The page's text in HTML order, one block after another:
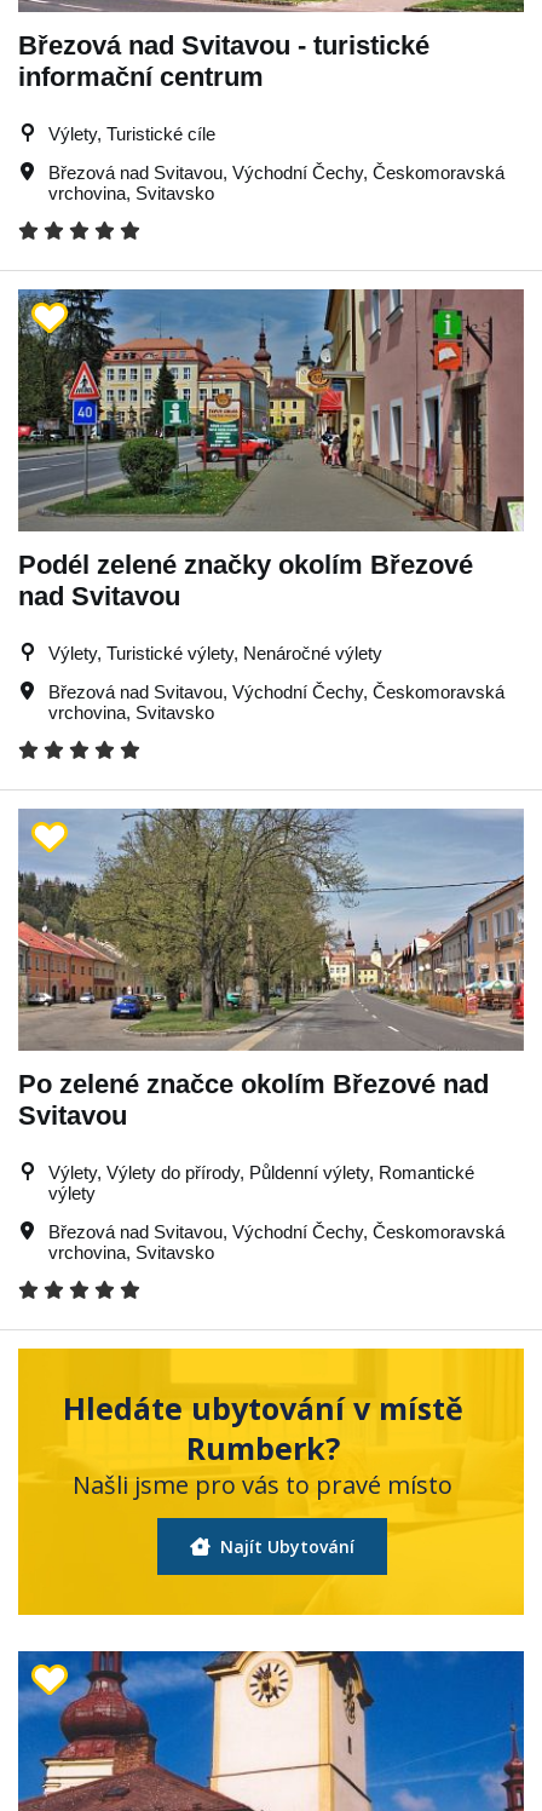
Březová nad Svitavou - turistické
informační centrum
Výlety, Turistické cíle
Březová nad Svitavou, Východní Čechy, Českomoravská
vrchovina, Svitavsko
Podél zelené značky okolím Březové
nad Svitavou
Výlety, Turistické výlety, Nenáročné výlety
Březová nad Svitavou, Východní Čechy, Českomoravská
vrchovina, Svitavsko
Po zelené značce okolím Březové nad
Svitavou
Výlety, Výlety do přírody, Půldenní výlety, Romantické
výlety
Březová nad Svitavou, Východní Čechy, Českomoravská
vrchovina, Svitavsko
Hledáte ubytování v místě
Rumberk?
Našli jsme pro vás to pravé místo
Najít Ubytování